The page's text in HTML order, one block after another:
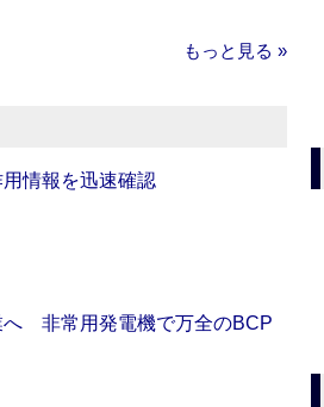
もっと見る »
情報を迅速確認
へ 非常用発電機で万全のBCP